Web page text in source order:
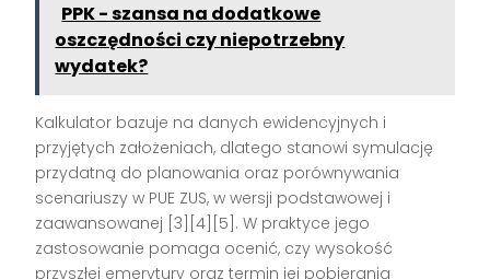
PPK - szansa na dodatkowe
oszczędności czy niepotrzebny
wydatek?
Kalkulator bazuje na danych ewidencyjnych i
przyjętych założeniach, dlatego stanowi symulację
przydatną do planowania oraz porównywania
scenariuszy w PUE ZUS, w wersji podstawowej i
zaawansowanej [3][4][5]. W praktyce jego
zastosowanie pomaga ocenić, czy wysokość
przyszłej emerytury oraz termin jej pobierania